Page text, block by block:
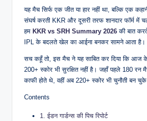
यह मैच सिर्फ एक जीत या हार नहीं था, बल्कि एक
संघर्ष करती KKR और दूसरी तरफ शानदार फॉर्म में
हम KKR vs SRH Summary 2026 की बात
IPL के बदलते खेल का आईना बनकर सामने आता है।
सच कहूँ तो, इस मैच ने यह साबित कर दिया कि आज
200+ स्कोर भी सुरक्षित नहीं है। जहाँ पहले 180 रन
काफी होते थे, वहीं अब 220+ स्कोर भी चुनौती बन
Contents
1. ईडन गार्डन्स की पिच रिपोर्ट